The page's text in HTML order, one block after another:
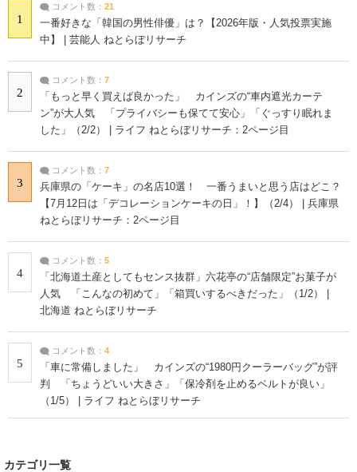
1
コメント数： 21
一番好きな「韓国の男性俳優」は？【2026年版・人気投票実施
中】 | 芸能人 ねとらぼリサーチ
2
コメント数： 7
「もっと早く買えば良かった」 カインズの“車内遮光カーテ
ン”が大人気 「プライバシーも保てて安心」「ぐっすり眠れま
した」（2/2） | ライフ ねとらぼリサーチ：2ページ目
3
コメント数： 7
兵庫県の「ケーキ」の名店10選！ 一番うまいと思う店はどこ？
【7月12日は「デコレーションケーキの日」！】（2/4） | 兵庫県
ねとらぼリサーチ：2ページ目
4
コメント数： 5
「北海道土産としてもセンス抜群」六花亭の“店舗限定”お菓子が
人気 「こんなの初めて」「箱買いするべきだった」（1/2） |
北海道 ねとらぼリサーチ
5
コメント数： 4
「車に常備しました」 カインズの“1980円クーラーバッグ”が評
判 「ちょうどいい大きさ」「保冷剤を止めるベルトが良い」
（1/5） | ライフ ねとらぼリサーチ
カテゴリ一覧